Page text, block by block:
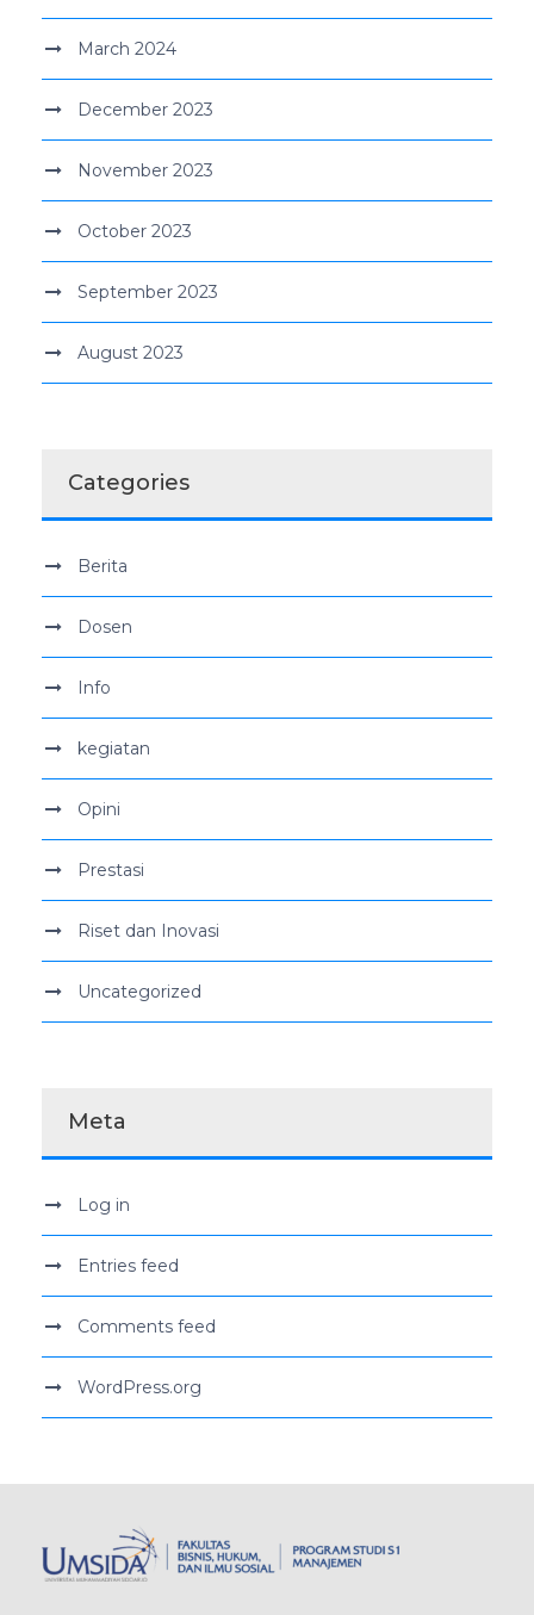
March 2024
December 2023
November 2023
October 2023
September 2023
August 2023
Categories
Berita
Dosen
Info
kegiatan
Opini
Prestasi
Riset dan Inovasi
Uncategorized
Meta
Log in
Entries feed
Comments feed
WordPress.org